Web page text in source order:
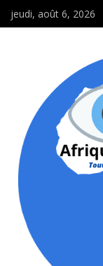
jeudi, août 6, 2026